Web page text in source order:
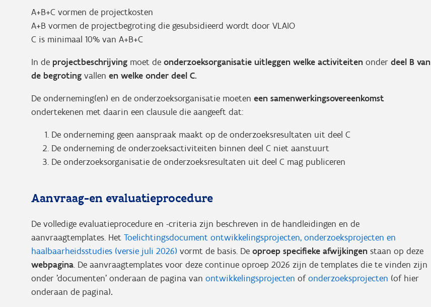
A+B+C vormen de projectkosten
A+B vormen de projectbegroting die gesubsidieerd wordt door VLAIO
C is minimaal 10% van A+B+C
In de projectbeschrijving moet de onderzoeksorganisatie uitleggen welke activiteiten onder deel B van
de begroting vallen en welke onder deel C.
De onderneming(en) en de onderzoeksorganisatie moeten een samenwerkingsovereenkomst
ondertekenen met daarin een clausule die aangeeft dat:
De onderneming geen aanspraak maakt op de onderzoeksresultaten uit deel C
De onderneming de onderzoeksactiviteiten binnen deel C niet aanstuurt
De onderzoeksorganisatie de onderzoeksresultaten uit deel C mag publiceren
Aanvraag-en evaluatieprocedure
De volledige evaluatieprocedure en -criteria zijn beschreven in de handleidingen en de
aanvraagtemplates. Het Toelichtingsdocument ontwikkelingsprojecten, onderzoeksprojecten en
haalbaarheidsstudies (versie juli 2026) vormt de basis. De oproep specifieke afwijkingen staan op deze
webpagina. De aanvraagtemplates voor deze continue oproep 2026 zijn de templates die te vinden zijn
onder 'documenten' onderaan de pagina van ontwikkelingsprojecten ofonderzoeksprojecten (of hier
onderaan de pagina).